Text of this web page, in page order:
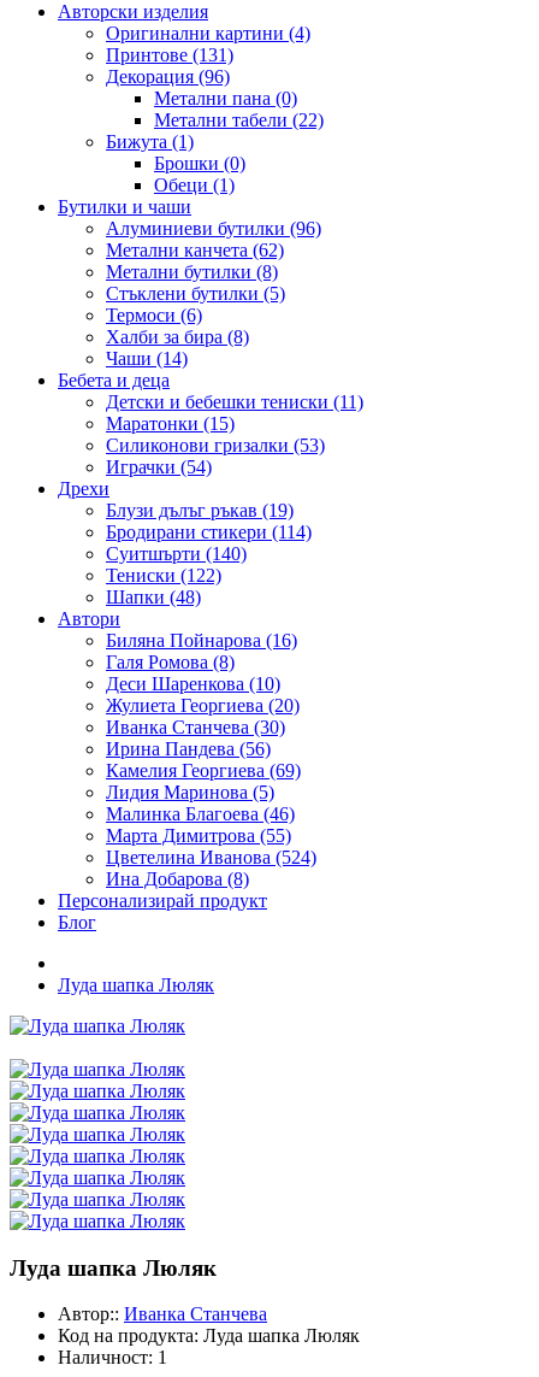
Авторски изделия
Оригинални картини (4)
Принтове (131)
Декорация (96)
Метални пана (0)
Метални табели (22)
Бижута (1)
Брошки (0)
Обеци (1)
Бутилки и чаши
Алуминиеви бутилки (96)
Метални канчета (62)
Метални бутилки (8)
Стъклени бутилки (5)
Термоси (6)
Халби за бира (8)
Чаши (14)
Бебета и деца
Детски и бебешки тениски (11)
Маратонки (15)
Силиконови гризалки (53)
Играчки (54)
Дрехи
Блузи дълъг ръкав (19)
Бродирани стикери (114)
Суитшърти (140)
Тениски (122)
Шапки (48)
Автори
Биляна Пойнарова (16)
Галя Ромова (8)
Деси Шаренкова (10)
Жулиета Георгиева (20)
Иванка Станчева (30)
Ирина Пандева (56)
Камелия Георгиева (69)
Лидия Маринова (5)
Малинка Благоева (46)
Марта Димитрова (55)
Цветелина Иванова (524)
Ина Добарова (8)
Персонализирай продукт
Блог
Луда шапка Люляк
Луда шапка Люляк
Автор:: Иванка Станчева
Код на продукта: Луда шапка Люляк
Наличност: 1